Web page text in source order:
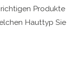
Produkte
Hauttyp Sie